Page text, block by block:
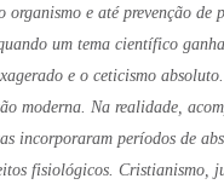
e até prevenção de
um tema científico
e o ceticismo absoluto.
moderna. Na realidade,
incorporaram períodos de
fisiológicos. Cristianismo,